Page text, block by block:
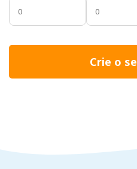
Crie o